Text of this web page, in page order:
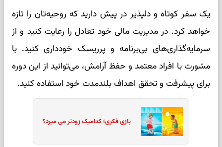
یک سفر کوتاه و دلپذیر در پیش دارید که روحیه‌تان را تازه
خواهد کرد. در مدیریت مالی خود تعادل را رعایت کنید و از
سرمایه‌گذاری‌های بی‌برنامه و پرریسک خودداری کنید. با
مشورت با افراد معتمد و حفظ آرامش، می‌توانید از این دوره
برای پیشرفت و تحقق اهداف بلندمدت خود استفاده کنید.
بازی فکری؛ کدامیک زودتر می میرد؟